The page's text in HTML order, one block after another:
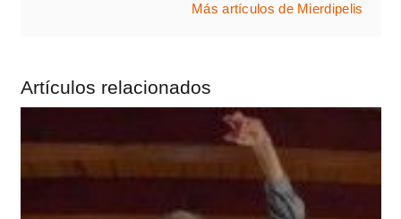
Más artículos de Mierdipelis
Artículos relacionados